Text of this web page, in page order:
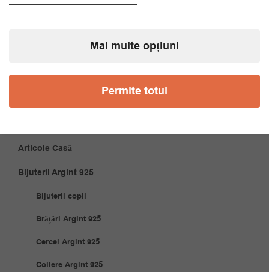
Accesorii Bărbăți
Cravate
Articole Casă
Bijuterii Argint 925
Bijuterii copii
Brățări Argint 925
Cercei Argint 925
Coliere Argint 925
Mai multe opțiuni
Permite totul